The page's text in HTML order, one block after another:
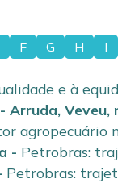
F G H I
e à
-Arruda, Veveu,
agropecuário
- Petrobras:
Petrobras: